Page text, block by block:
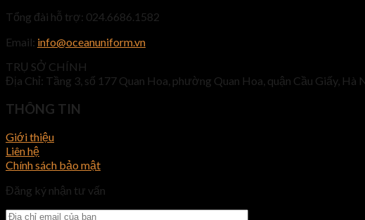
Tổng đài hỗ trợ: 024.6686.1582
Email: info@oceanuniform.vn
TRỤ SỞ CHÍNH
Địa Chỉ: Tầng 3, số 177 Quan Hoa, phường Quan Hoa, quận Cầu Giấy, Hà
THÔNG TIN
Giới thiệu
Liên hệ
Chính sách bảo mật
Đăng ký nhận tư vấn